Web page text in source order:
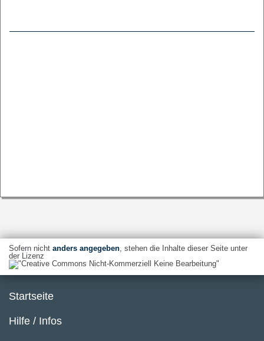
Sofern nicht anders angegeben, stehen die Inhalte dieser Seite unter
der Lizenz
Startseite
Hilfe / Infos